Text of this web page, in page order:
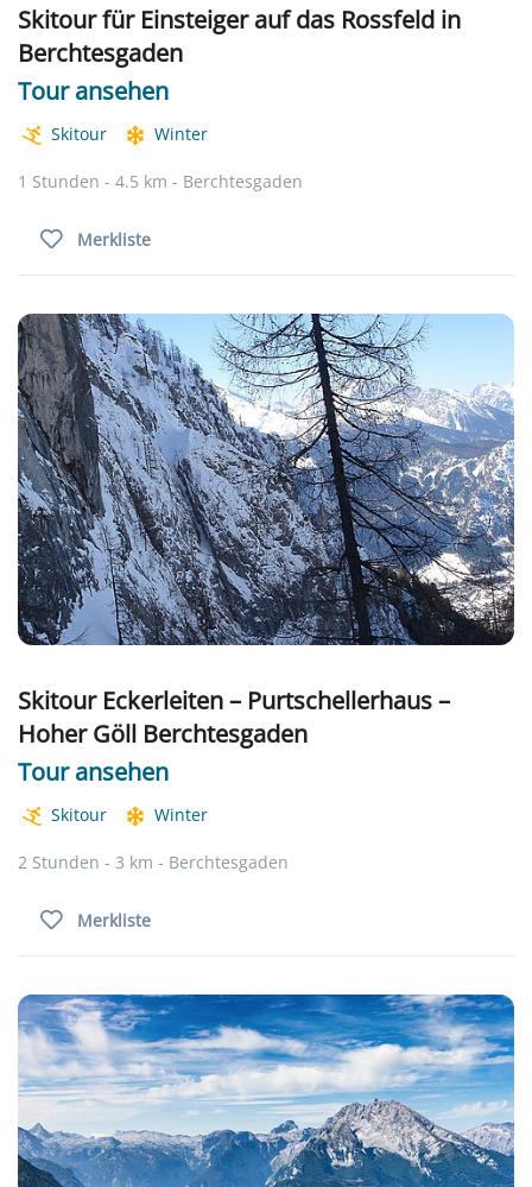
Skitour für Einsteiger auf das Rossfeld in
Berchtesgaden
Tour ansehen
Skitour Winter
1 Stunden - 4.5 km - Berchtesgaden
Merkliste
Skitour Eckerleiten – Purtschellerhaus –
Hoher Göll Berchtesgaden
Tour ansehen
Skitour Winter
2 Stunden - 3 km - Berchtesgaden
Merkliste